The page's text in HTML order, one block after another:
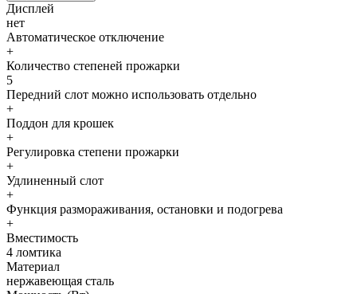
Дисплей
нет
Автоматическое отключение
+
Количество степеней прожарки
5
Передний слот можно использовать отдельно
+
Поддон для крошек
+
Регулировка степени прожарки
+
Удлиненный слот
+
Функция размораживания, остановки и подогрева
+
Вместимость
4 ломтика
Материал
нержавеющая сталь